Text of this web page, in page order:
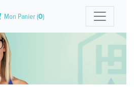
Mon Panier (0)